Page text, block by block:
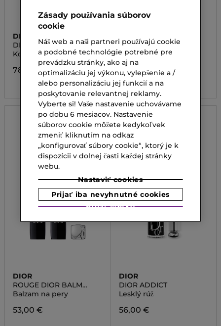
DIOR
DIORSKIN FOREVER
Kompaktný púder
78,00 €
PHYTO LIP BALM
Hydratačný a vyživujúci
balzam na pery
55,00 €
DIOR
ROUGE DIOR BALM
SATIN
Balzam na pery
53,00 €
DIOR
DIOR ADDICT
Lesklý rúž
56,00 €
Zásady používania súborov
cookie
Náš web a naši partneri používajú cookie
a podobné technológie potrebné pre
prevádzku stránky, ako aj na
optimalizáciu jej výkonu, vylepšenie a /
alebo personalizáciu jej funkcií a na
poskytovanie relevantnej reklamy.
Vyberte si! Vaše nastavenie uchovávame
po dobu 6 mesiacov. Nastavenie
súborov cookie môžete kedykoľvek
zmeniť kliknutím na odkaz
„konfigurovať súbory cookie“, ktorý je k
dispozícii v dolnej časti každej stránky
webu.
Nastaviť cookies
Prijať iba nevyhnutné cookies
Prijať všetko